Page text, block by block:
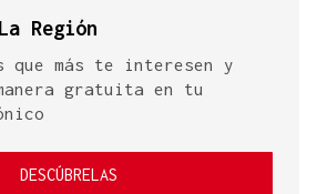
Región
que más te interesen y
gratuita en tu
DESCÚBRELAS